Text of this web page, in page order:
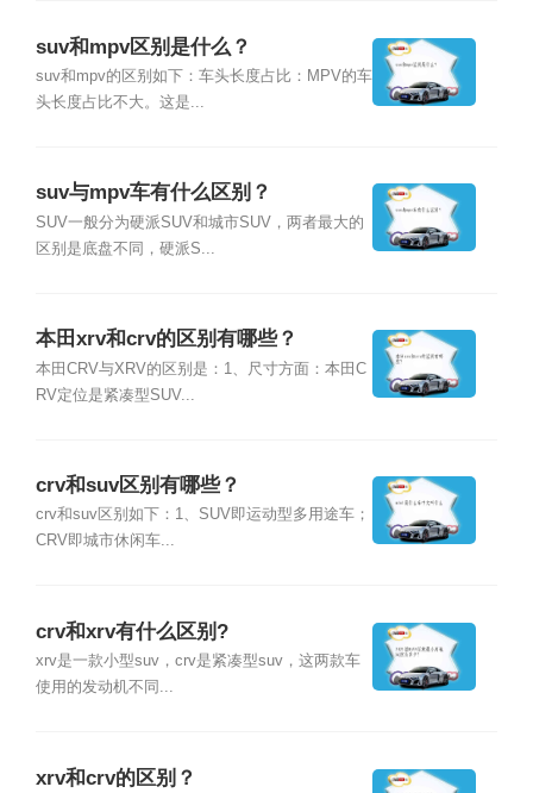
suv和mpv区别是什么？
suv和mpv的区别如下：车头长度占比：MPV的车
头长度占比不大。这是...
suv与mpv车有什么区别？
SUV一般分为硬派SUV和城市SUV，两者最大的
区别是底盘不同，硬派S...
本田xrv和crv的区别有哪些？
本田CRV与XRV的区别是：1、尺寸方面：本田C
RV定位是紧凑型SUV...
crv和suv区别有哪些？
crv和suv区别如下：1、SUV即运动型多用途车；
CRV即城市休闲车...
crv和xrv有什么区别?
xrv是一款小型suv，crv是紧凑型suv，这两款车
使用的发动机不同...
xrv和crv的区别？